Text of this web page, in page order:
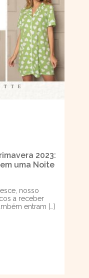
2023:
uma Noite
nosso
a receber
entram […]